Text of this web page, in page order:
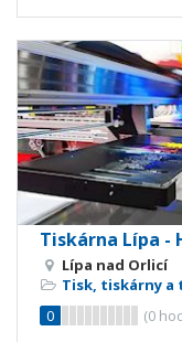
Tiskárna Lípa -
Lípa nad Orlicí
Tisk, tiskárny a
0
(0